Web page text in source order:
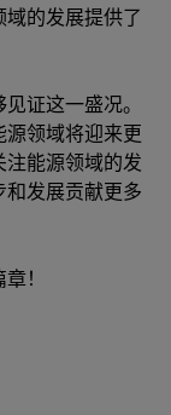
的发展提供了
证这一盛况。
领域将迎来更
注能源领域的发
和发展贡献更多
！